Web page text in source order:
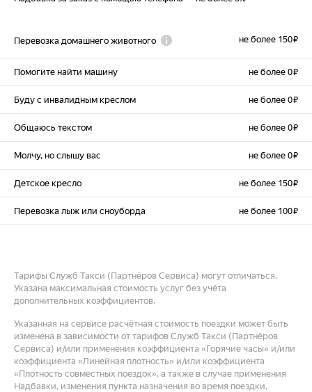
Перевозка домашнего животного не более 150 ₽
Помогите найти машину не более 0 ₽
Буду с инвалидным креслом не более 0 ₽
Общаюсь текстом не более 0 ₽
Молчу, но слышу вас не более 0 ₽
Детское кресло не более 150 ₽
Перевозка лыж или сноуборда не более 100 ₽
Тарифы Служб Такси (Партнёров Сервиса) могут отличаться.
Указана максимальная стоимость услуг без учёта
дополнительных коэффициентов.
Указанная на сервисе расчётная стоимость поездки может быть
изменена в зависимости от тарифов Служб Такси (Партнёров
Сервиса) и/или применения коэффициента «Горячие часы» и/или
коэффициента «Линейная плотность» и/или коэффициента
«Плотность совместных поездок», а также в случае применения
Надбавки, изменения пункта назначения во время поездки,